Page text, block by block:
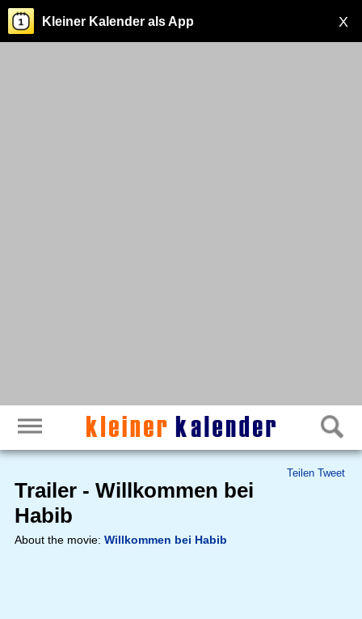
X
Kleiner Kalender als App
Teilen Tweet
Trailer - Willkommen bei
Habib
About the movie: Willkommen bei Habib